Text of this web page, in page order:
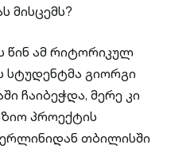
მისცემს?
წინ ამ რიტორიკულ
სტუდენტმა გიორგი
ჩაიბეჭდა, მერე კი
პროექტის
თბილისში